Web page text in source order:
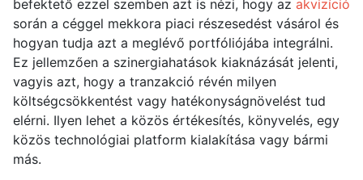
befektető ezzel szemben azt is nézi, hogy az akvizíció
során a céggel mekkora piaci részesedést vásárol és
hogyan tudja azt a meglévő portfóliójába integrálni.
Ez jellemzően a szinergiahatások kiaknázását jelenti,
vagyis azt, hogy a tranzakció révén milyen
költségcsökkentést vagy hatékonyságnövelést tud
elérni. Ilyen lehet a közös értékesítés, könyvelés, egy
közös technológiai platform kialakítása vagy bármi
más.